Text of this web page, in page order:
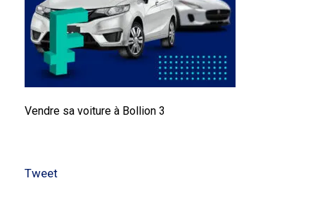
Vendre sa voiture à Bollion 3
Tweet